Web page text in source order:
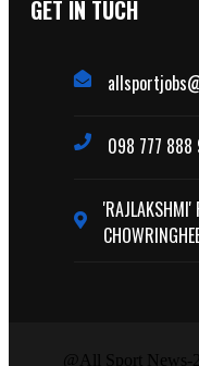
GET IN TUCH
098 777 888
'RAJLAKSHMI'
@All Sport News-